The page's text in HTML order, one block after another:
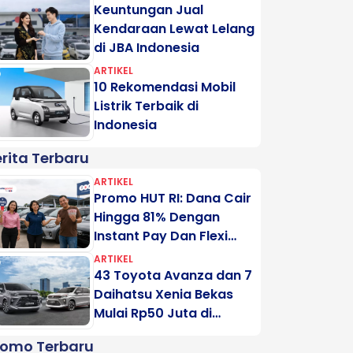
Keuntungan Jual
Kendaraan Lewat Lelang
di JBA Indonesia
ARTIKEL
10 Rekomendasi Mobil
Listrik Terbaik di
Indonesia
Terbaru
ARTIKEL
Promo HUT RI: Dana Cair
Hingga 81% Dengan
Instant Pay Dan Flexi
Pay Motogadai
ARTIKEL
43 Toyota Avanza dan 7
Daihatsu Xenia Bekas
Mulai Rp50 Juta di
Terbaru